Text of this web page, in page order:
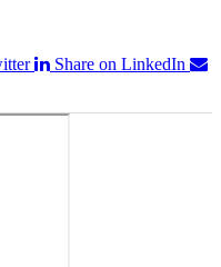
Share on LinkedIn